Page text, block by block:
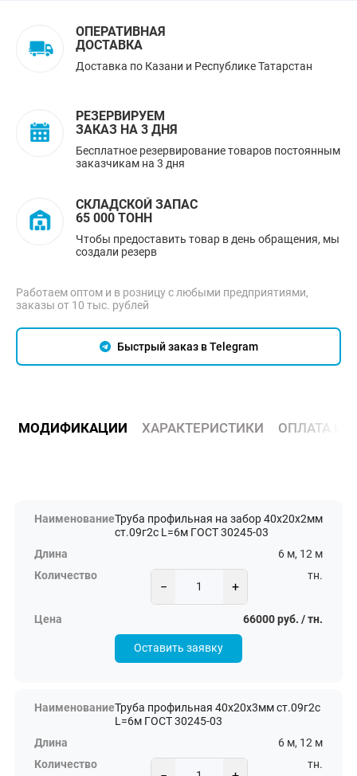
ОПЕРАТИВНАЯ
ДОСТАВКА
Доставка по Казани и Республике Татарстан
РЕЗЕРВИРУЕМ
ЗАКАЗ НА 3 ДНЯ
Бесплатное резервирование товаров постоянным
заказчикам на 3 дня
СКЛАДСКОЙ ЗАПАС
65 000 ТОНН
Чтобы предоставить товар в день обращения, мы
создали резерв
Работаем оптом и в розницу с любыми предприятиями,
заказы от 10 тыс. рублей
Быстрый заказ в Telegram
МОДИФИКАЦИИ ХАРАКТЕРИСТИКИ ОПЛАТА И
Труба профильная на забор 40х20х2мм
ст.09г2с L=6м ГОСТ 30245-03
6 м, 12 м
− +
тн.
66000 руб. / тн.
Оставить заявку
Труба профильная 40х20х3мм ст.09г2с
L=6м ГОСТ 30245-03
6 м, 12 м
тн.